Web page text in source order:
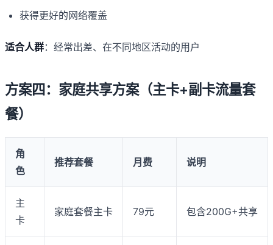
获得更好的网络覆盖
适合人群：经常出差、在不同地区活动的用户
方案四：家庭共享方案（主卡+副卡流量套
餐）
角
色
推荐套餐 月费 说明
主
卡
家庭套餐主卡 79元 包含200G+共享